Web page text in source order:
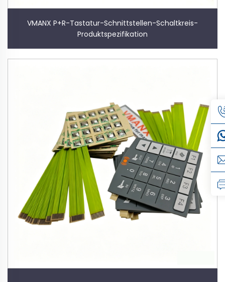
VMANX P+R-Tastatur-Schnittstellen-Schaltkreis-
Produktspezifikation